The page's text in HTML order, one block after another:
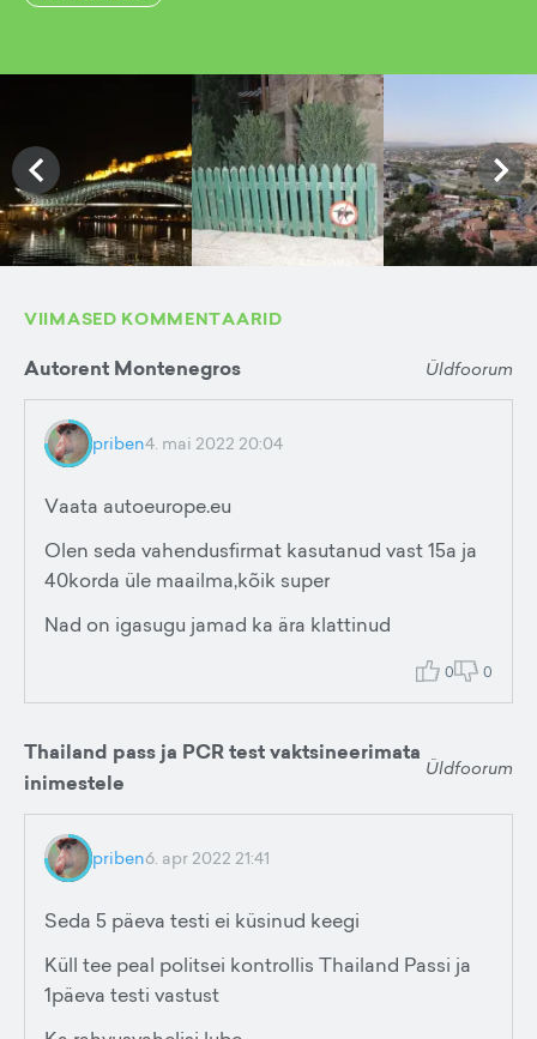
VIIMASED KOMMENTAARID
Autorent Montenegros Üldfoorum
priben4. mai 2022 20:04
Vaata autoeurope.eu
Olen seda vahendusfirmat kasutanud vast 15a ja
40korda üle maailma,kõik super
Nad on igasugu jamad ka ära klattinud
0 0
Thailand pass ja PCR test vaktsineerimata
inimestele
Üldfoorum
priben6. apr 2022 21:41
Seda 5 päeva testi ei küsinud keegi
Küll tee peal politsei kontrollis Thailand Passi ja
1päeva testi vastust